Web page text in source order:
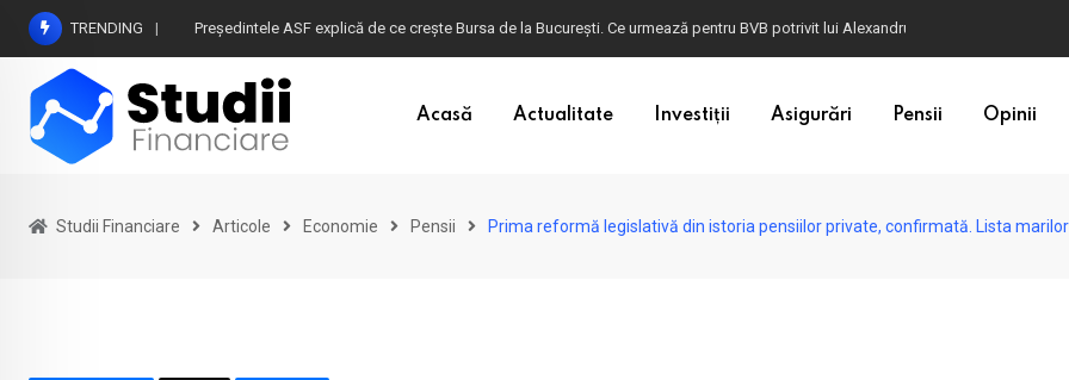
Skip
content
TRENDING Atenție la plățile în euro din timpul vacanței în Bulgaria. Dacă în România cele mai falsificate bancnote sunt cele de 50 de euro,
Acasă Actualitate Investiții Asigurări Pensii Opinii
Studii Financiare Articole Economie Pensii Prima reformă legislativă din istoria pensiilor private, confirmată. Lista